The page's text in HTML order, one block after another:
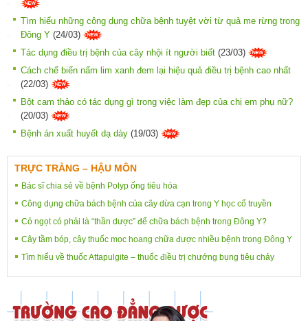
Tìm hiểu những công dụng chữa bệnh tuyệt vời từ quả me rừng trong
Đông Y (24/03)
Tác dụng điều trị bệnh của cây nhội ít người biết (23/03)
Cách chế biến nấm lim xanh đem lại hiệu quả điều trị bệnh cao nhất
(22/03)
Bột cam thảo có tác dụng gì trong việc làm đẹp của chị em phụ nữ?
(20/03)
Bệnh án xuất huyết dạ dày (19/03)
TRỰC TRÀNG – HẬU MÔN
Bác sĩ chia sẻ về bệnh Polyp ống tiêu hóa
Công dụng chữa bách bệnh của cây dừa cạn trong Y học cổ truyền
Cỏ ngọt có phải là “thần dược” để chữa bách bệnh trong Đông Y?
Cây tầm bóp, cây thuốc mọc hoang chữa được nhiều bệnh trong Đông Y
Tìm hiểu về thuốc Attapulgite – thuốc điều trị chướng bụng tiêu chảy